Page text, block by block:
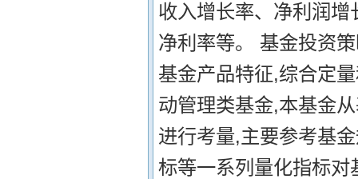
收入增长率、净利润
净利率等。 基金投资
基金产品特征,综合定
动管理类基金,本基金
进行考量,主要参考基
标等一系列量化指标